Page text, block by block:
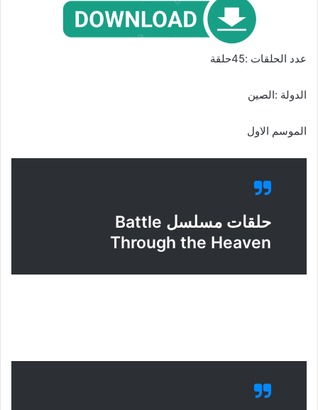
عدد الحلقات :45حلقة
الدولة :الصين
الموسم الاول
حلقات مسلسل Battle
Through the Heaven